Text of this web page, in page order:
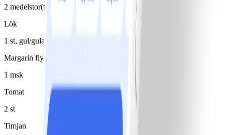
2 medelstor(t)/medelstora
Lök
1 st, gul/gula, alt. purjolök
Margarin flytande 80%
1 msk
Tomat
2 st
Timjan